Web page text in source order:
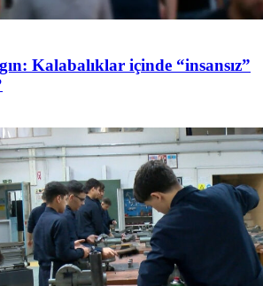
Kalabalıklar içinde “insansız”